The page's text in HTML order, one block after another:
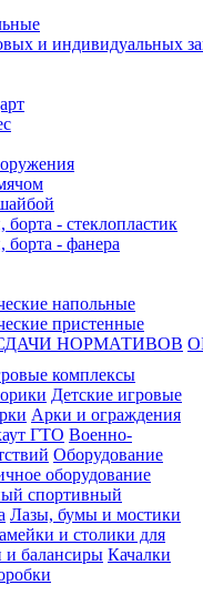
и индивидуальных
- стеклопластик
борта - фанера
напольные
пристенные
НОРМАТИВОВ
комплексы
Детские игровые
Арки и ограждения
ГТО Военно-
Оборудование
оборудование
спортивный
Лазы, бумы и мостики
и столики для
и балансиры Качалки